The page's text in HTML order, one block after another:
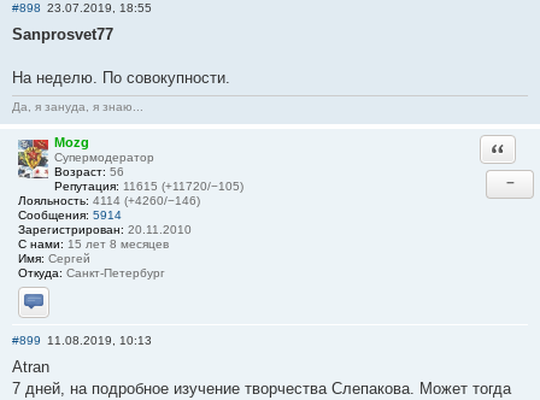
#898 23.07.2019, 18:55
Sanprosvet77
На неделю. По совокупности.
Да, я зануда, я знаю...
Mozg
Супермодератор
Возраст: 56
Репутация: 11615 (+11720/−105)
Лояльность: 4114 (+4260/−146)
Сообщения: 5914
Зарегистрирован: 20.11.2010
С нами: 15 лет 8 месяцев
Имя: Сергей
Откуда: Санкт-Петербург
Отправить личное сообщение
−
#899 11.08.2019, 10:13
Atran
7 дней, на подробное изучение творчества Слепакова. Может тогда